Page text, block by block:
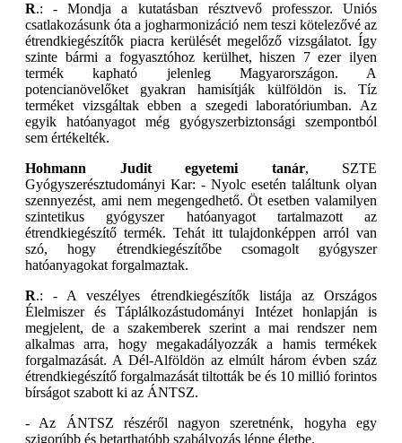
R.: - Mondja a kutatásban résztvevő professzor. Uniós
csatlakozásunk óta a jogharmonizáció nem teszi kötelezővé az
étrendkiegészítők piacra kerülését megelőző vizsgálatot. Így
szinte bármi a fogyasztóhoz kerülhet, hiszen 7 ezer ilyen
termék kapható jelenleg Magyarországon. A
potencianövelőket gyakran hamisítják külföldön is. Tíz
terméket vizsgáltak ebben a szegedi laboratóriumban. Az
egyik hatóanyagot még gyógyszerbiztonsági szempontból
sem értékelték.
Hohmann Judit egyetemi tanár, SZTE
Gyógyszerésztudományi Kar: - Nyolc esetén találtunk olyan
szennyezést, ami nem megengedhető. Öt esetben valamilyen
szintetikus gyógyszer hatóanyagot tartalmazott az
étrendkiegészítő termék. Tehát itt tulajdonképpen arról van
szó, hogy étrendkiegészítőbe csomagolt gyógyszer
hatóanyagokat forgalmaztak.
R.: - A veszélyes étrendkiegészítők listája az Országos
Élelmiszer és Táplálkozástudományi Intézet honlapján is
megjelent, de a szakemberek szerint a mai rendszer nem
alkalmas arra, hogy megakadályozzák a hamis termékek
forgalmazását. A Dél-Alföldön az elmúlt három évben száz
étrendkiegészítő forgalmazását tiltották be és 10 millió forintos
bírságot szabott ki az ÁNTSZ.
- Az ÁNTSZ részéről nagyon szeretnénk, hogyha egy
szigorúbb és betarthatóbb szabályozás lépne életbe.